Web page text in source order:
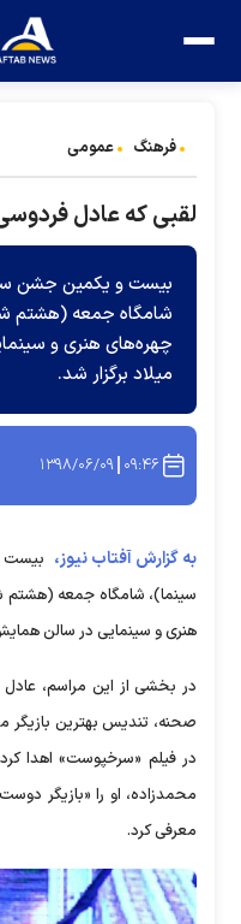
فرهنگ عمومی
لقبی که عادل
بیست و یکمین جشن
شامگاه جمعه (هشتم
چهره‌های هنری و
میلاد برگزار شد.
۰۹:۴۶ ۱۳۹۸/۰۶/۰۹
به گزارش آفتاب نیوز، بیست
سینما)، شامگاه جمعه (هشتم
هنری و سینمایی در سالن
در بخشی از این مراسم،
صحنه، تندیس بهترین بازیگر
در فیلم «سرخپوست» اهدا
محمدزاده، او را «بازیگر
معرفی کرد.